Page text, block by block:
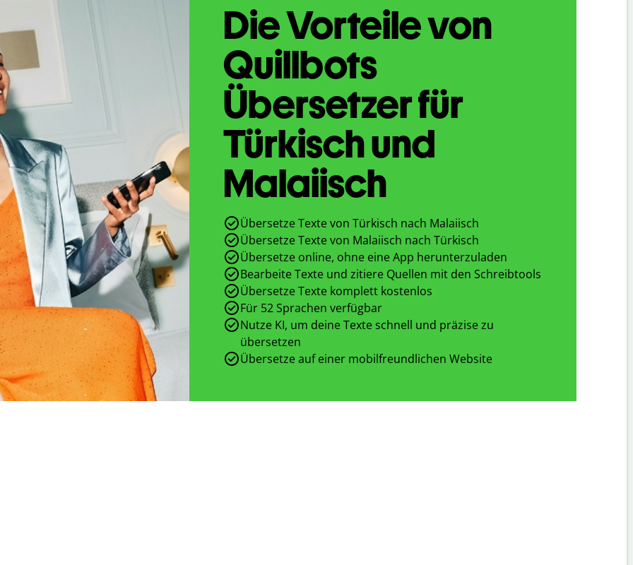
Die Vorteile von
Quillbots
Übersetzer für
Türkisch und
Malaiisch
Übersetze Texte von Türkisch nach Malaiisch
Übersetze Texte von Malaiisch nach Türkisch
Übersetze online, ohne eine App herunterzuladen
Bearbeite Texte und zitiere Quellen mit den Schreibtools
Übersetze Texte komplett kostenlos
Für 52 Sprachen verfügbar
Nutze KI, um deine Texte schnell und präzise zu
übersetzen
Übersetze auf einer mobilfreundlichen Website